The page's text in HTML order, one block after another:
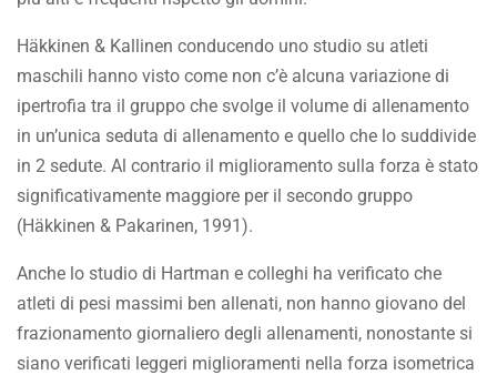
Häkkinen & Kallinen conducendo uno studio su atleti
maschili hanno visto come non c’è alcuna variazione di
ipertrofia tra il gruppo che svolge il volume di allenamento
in un’unica seduta di allenamento e quello che lo suddivide
in 2 sedute. Al contrario il miglioramento sulla forza è stato
significativamente maggiore per il secondo gruppo
(Häkkinen & Pakarinen, 1991).
Anche lo studio di Hartman e colleghi ha verificato che
atleti di pesi massimi ben allenati, non hanno giovano del
frazionamento giornaliero degli allenamenti, nonostante si
siano verificati leggeri miglioramenti nella forza isometrica